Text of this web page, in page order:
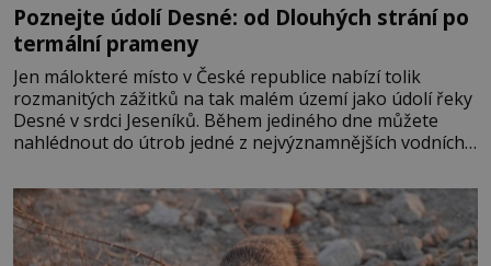
Poznejte údolí Desné: od Dlouhých strání po
termální prameny
Jen málokteré místo v České republice nabízí tolik
rozmanitých zážitků na tak malém území jako údolí řeky
Desné v srdci Jeseníků. Během jediného dne můžete
nahlédnout do útrob jedné z nejvýznamnějších vodních
se na koloběžce a den zakončit poznáváním památek ve
Velkých Losinách nebo v termálním